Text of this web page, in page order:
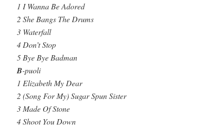
1 I Wanna Be Adored
2 She Bangs The Drums
3 Waterfall
4 Don’t Stop
5 Bye Bye Badman
B-puoli
1 Elizabeth My Dear
2 (Song For My) Sugar Spun Sister
3 Made Of Stone
4 Shoot You Down